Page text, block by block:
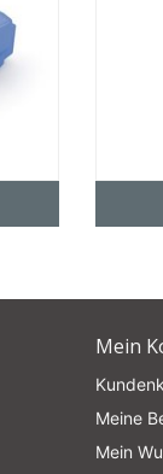
Mein
Meine
Mein